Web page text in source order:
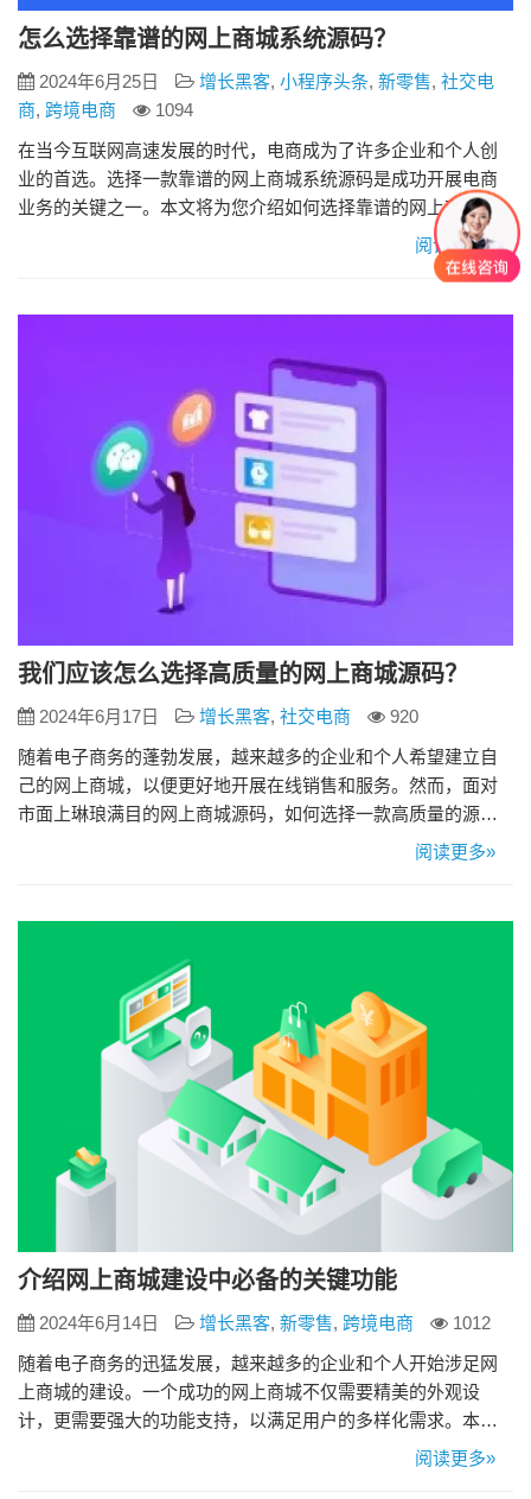
怎么选择靠谱的网上商城系统源码？
2024年6月25日 增长黑客, 小程序头条, 新零售, 社交电
商, 跨境电商
1094
在当今互联网高速发展的时代，电商成为了许多企业和个人创
业的首选。选择一款靠谱的网上商城系统源码是成功开展电商
业务的关键之一。本文将为您介绍如何选择靠谱的网上商城系
统源码，帮助您更好地开展网上商城业务。 一、功能全面 一个
优秀的网上商城系统源码应具备全面的功能，包括商品管理、
帮助您轻松管理商城的各个方面，提高运营效率。 二、安全性
阅读更多»
我们应该怎么选择高质量的网上商城源码？
2024年6月17日 增长黑客, 社交电商
920
随着电子商务的蓬勃发展，越来越多的企业和个人希望建立自
己的网上商城，以便更好地开展在线销售和服务。然而，面对
市面上琳琅满目的网上商城源码，如何选择一款高质量的源码
成为了许多人关注的焦点。本文将为您介绍选择高质量网上商
基本功能包括商品管理、订单管理、支付系统、用户管理和库
存管理等。此外，先…
阅读更多»
介绍网上商城建设中必备的关键功能
2024年6月14日 增长黑客, 新零售, 跨境电商
1012
随着电子商务的迅猛发展，越来越多的企业和个人开始涉足网
上商城的建设。一个成功的网上商城不仅需要精美的外观设
计，更需要强大的功能支持，以满足用户的多样化需求。本文
将为您介绍网上商城建设中必备的关键功能，助您打造一个高
阅读更多»